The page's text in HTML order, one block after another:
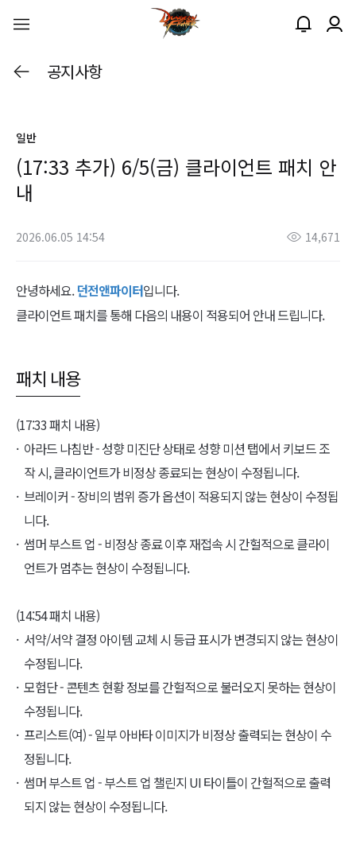
공지사항
일반
(17:33 추가) 6/5(금) 클라이언트 패치 안
내
2026.06.05 14:54 14,671
안녕하세요.던전앤파이터입니다.
클라이언트 패치를 통해 다음의 내용이 적용되어 안내 드립니다.
패치 내용
(17:33 패치 내용)
아라드 나침반 - 성향 미진단 상태로 성향 미션 탭에서 키보드 조
작 시, 클라이언트가 비정상 종료되는 현상이 수정됩니다.
브레이커 - 장비의 범위 증가 옵션이 적용되지 않는 현상이 수정됩
니다.
썸머 부스트 업 - 비정상 종료 이후 재접속 시 간헐적으로 클라이
언트가 멈추는 현상이 수정됩니다.
(14:54 패치 내용)
서약/서약 결정 아이템 교체 시 등급 표시가 변경되지 않는 현상이
수정됩니다.
모험단 - 콘텐츠 현황 정보를 간헐적으로 불러오지 못하는 현상이
수정됩니다.
프리스트(여) - 일부 아바타 이미지가 비정상 출력되는 현상이 수
정됩니다.
썸머 부스트 업 - 부스트 업 챌린지 UI 타이틀이 간헐적으로 출력
되지 않는 현상이 수정됩니다.